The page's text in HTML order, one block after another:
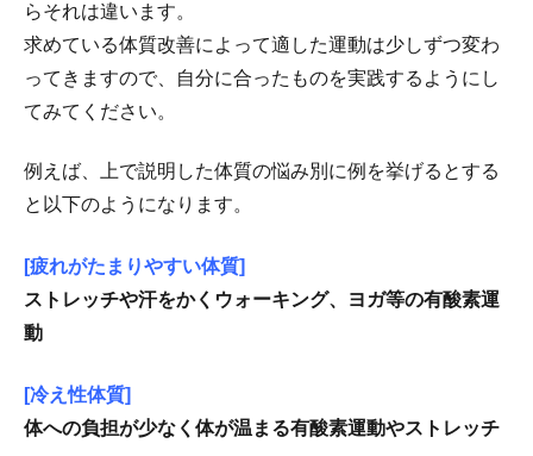
らそれは違います。
求めている体質改善によって適した運動は少しずつ変わ
ってきますので、自分に合ったものを実践するようにし
てみてください。
例えば、上で説明した体質の悩み別に例を挙げるとする
と以下のようになります。
[疲れがたまりやすい体質]
ストレッチや汗をかくウォーキング、ヨガ等の有酸素運
動
[冷え性体質]
体への負担が少なく体が温まる有酸素運動やストレッチ